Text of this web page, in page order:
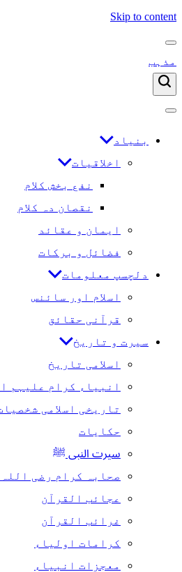
Skip to content
مذہب
بنیاد
اخلاقیات
نفع بخش کلام
نقصان دہ کلام
ایمان و عقائد
فضائل و برکات
دلچسپ معلومات
اسلام اور سائنس
قرآنی حقائق
سیرت و تاریخ
اسلامی تاریخ
انبیاء کرام علیہم
تاریخی اسلامی
حکایات
سیرت النبی ﷺ
صحابہ کرام رضی
عجائب القرآن
غرائب القرآن
کرامات اولیاء
معجزات انبیاء